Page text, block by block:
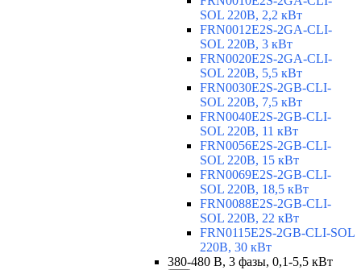
SOL 220В, 2,2 кВт
FRN0012E2S-2GA-CLI-
SOL 220В, 3 кВт
FRN0020E2S-2GA-CLI-
SOL 220В, 5,5 кВт
FRN0030E2S-2GB-CLI-
SOL 220В, 7,5 кВт
FRN0040E2S-2GB-CLI-
SOL 220В, 11 кВт
FRN0056E2S-2GB-CLI-
SOL 220В, 15 кВт
FRN0069E2S-2GB-CLI-
SOL 220В, 18,5 кВт
FRN0088E2S-2GB-CLI-
SOL 220В, 22 кВт
FRN0115E2S-2GB-CLI-SOL
220В, 30 кВт
380-480 В, 3 фазы, 0,1-5,5 кВт